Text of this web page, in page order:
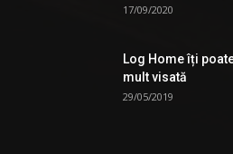
17/09/2020
Log Home îți
mult visată
29/05/2019